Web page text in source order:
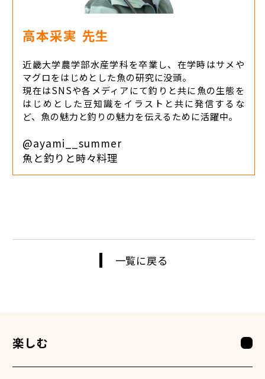
高本采実 先生
近畿大学農学部水産学科を卒業し、在学時はサメや
マグロをはじめとした魚の研究に没頭。
現在はSNSや各メディアにて釣りと共に魚の生態を
はじめとした豆知識をイラストと共に発信するな
ど、魚の魅力と釣りの魅力を伝えるために活躍中。
@ayami__summer
魚と釣りと時々料理
一覧に戻る
楽しむ